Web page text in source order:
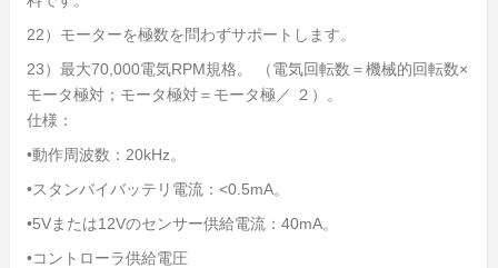
22）モーターを極数を問わずサポートします。
23）最大70,000電気RPM規格。 （電気回転数＝機械的回転数×
モータ極対；モータ極対＝モータ極／ ２）。
仕様：
•動作周波数：20kHz。
•スタンバイバッテリ電流：<0.5mA。
•5Vまたは12Vのセンサー供給電流：40mA。
•コントローラ供給電圧